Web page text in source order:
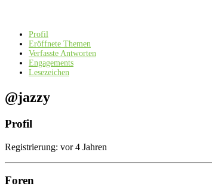
Profil
Eröffnete Themen
Verfasste Antworten
Engagements
Lesezeichen
@jazzy
Profil
Registrierung: vor 4 Jahren
Foren